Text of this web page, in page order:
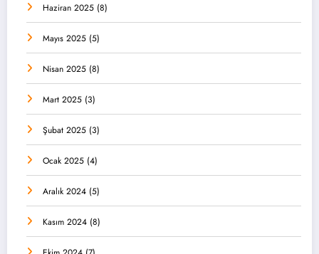
Haziran 2025 (8)
Mayıs 2025 (5)
Nisan 2025 (8)
Mart 2025 (3)
Şubat 2025 (3)
Ocak 2025 (4)
Aralık 2024 (5)
Kasım 2024 (8)